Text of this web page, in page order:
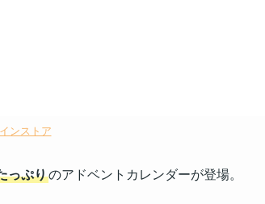
ンストア
っぷりのアドベントカレンダーが登場。